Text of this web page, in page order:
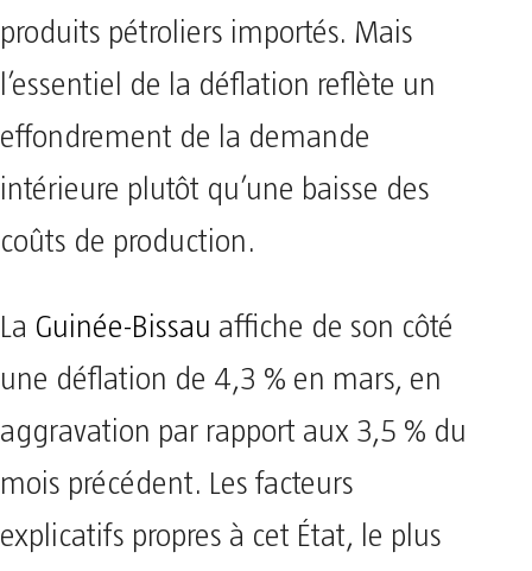
produits pétroliers importés. Mais
l’essentiel de la déflation reflète un
effondrement de la demande
intérieure plutôt qu’une baisse des
coûts de production.
La Guinée-Bissau affiche de son côté
une déflation de 4,3 % en mars, en
aggravation par rapport aux 3,5 % du
mois précédent. Les facteurs
explicatifs propres à cet État, le plus